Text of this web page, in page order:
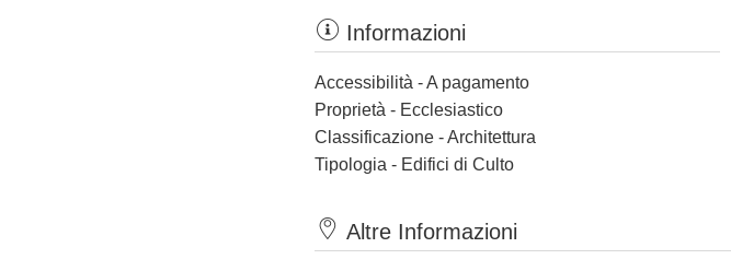
Informazioni
Accessibilità - A pagamento
Proprietà - Ecclesiastico
Classificazione - Architettura
Tipologia - Edifici di Culto
Altre Informazioni